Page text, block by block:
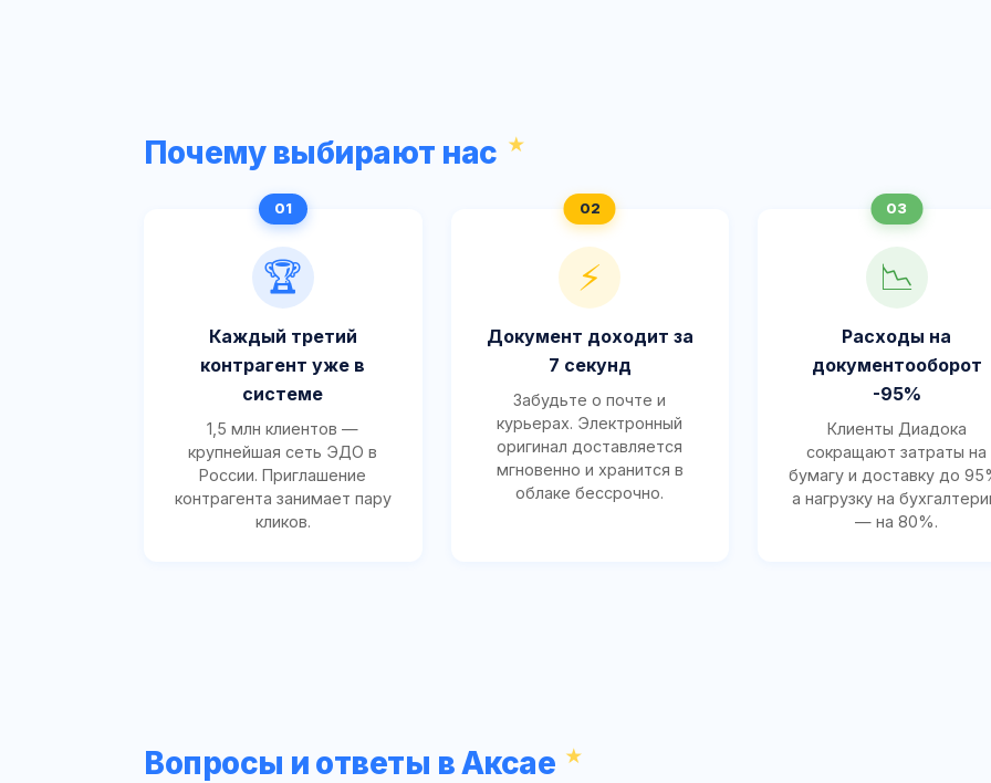
Почему выбирают нас
🏆
Каждый третий
контрагент уже в
системе
1,5 млн клиентов —
крупнейшая сеть ЭДО в
России. Приглашение
контрагента занимает пару
кликов.
⚡
Документ доходит за
7 секунд
Забудьте о почте и
курьерах. Электронный
оригинал доставляется
мгновенно и хранится в
облаке бессрочно.
📉
Расходы на
документооборот
-95%
Клиенты Диадока
сокращают затраты на
бумагу и доставку до
а нагрузку на
— на 80%.
Вопросы и ответы в Аксае